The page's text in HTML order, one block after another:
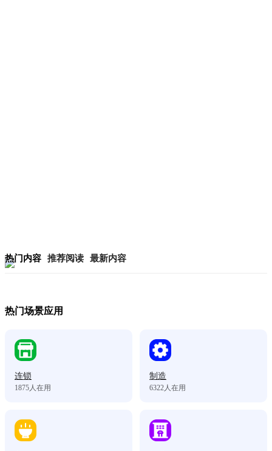
热门内容 推荐阅读 最新内容
热门场景应用
连锁
1875人在用
制造
6322人在用